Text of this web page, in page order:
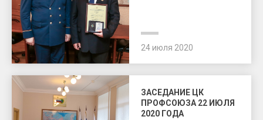
24 июля 2020
ЗАСЕДАНИЕ ЦК
ПРОФСОЮЗА 22 ИЮЛЯ
2020 ГОДА